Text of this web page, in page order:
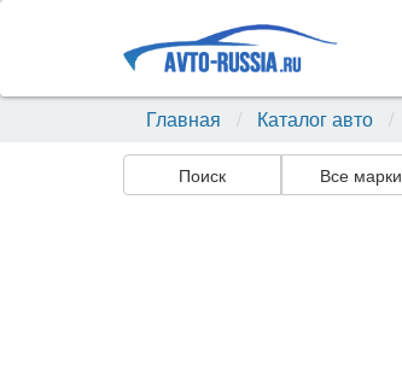
Главная Каталог авто
Поиск Все марки